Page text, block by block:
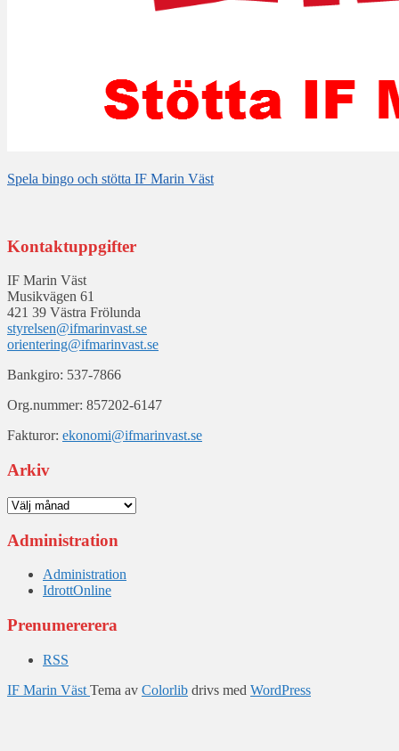
Spela bingo och stötta IF Marin Väst
Kontaktuppgifter
IF Marin Väst
Musikvägen 61
421 39 Västra Frölunda
styrelsen@ifmarinvast.se
orientering@ifmarinvast.se
Bankgiro: 537-7866
Org.nummer: 857202-6147
Fakturor: ekonomi@ifmarinvast.se
Arkiv
Arkiv
Administration
Administration
IdrottOnline
Prenumererera
RSS
IF Marin Väst Tema av Colorlib drivs med WordPress